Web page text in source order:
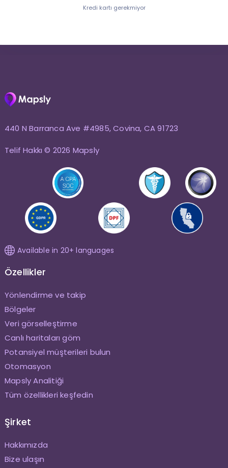
Kredi kartı gerekmiyor
440 N Barranca Ave #4985, Covina, CA 91723
Telif Hakkı © 2026 Mapsly
Available in 20+ languages
Özellikler
Yönlendirme ve takip
Bölgeler
Veri görselleştirme
Canlı haritaları göm
Potansiyel müşterileri bulun
Otomasyon
Mapsly Analitiği
Tüm özellikleri keşfedin
Şirket
Hakkımızda
Bize ulaşın